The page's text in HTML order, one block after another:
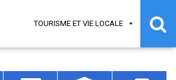
TOURISME ET VIE LOCALE